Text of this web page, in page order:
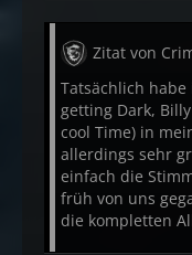
Zitat von
Tatsächlich
getting Dark,
cool Time) in
allerdings sehr
einfach die
früh von uns
die kompletten